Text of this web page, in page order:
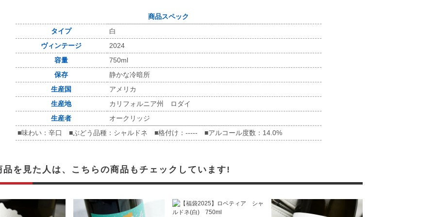
商品スペック
タイプ
白
ヴィンテージ
2024
容量
750ml
保存
静かな冷暗所
生産国
アメリカ
生産地
カリフォルニア州 ロダイ
生産者
オークリッジ
■味わい：辛口 ■ぶどう品種：シャルドネ ■格付け：----- ■アルコール度数：14.0%
品を見た人は、こちらの商品もチェックしています!